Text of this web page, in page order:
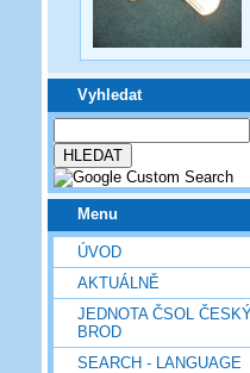
Vyhledat
Menu
ÚVOD
AKTUÁLNĚ
JEDNOTA ČSOL
BROD
SEARCH - LANGUAGE